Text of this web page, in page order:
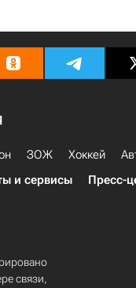
ЗОЖ Хоккей
и сервисы Пресс-
связи,